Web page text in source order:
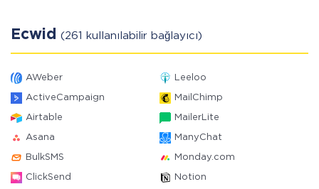
Ecwid (261 kullanılabilir bağlayıcı)
AWeber Leeloo
ActiveCampaign MailChimp
Airtable MailerLite
Asana ManyChat
BulkSMS Monday.com
ClickSend Notion